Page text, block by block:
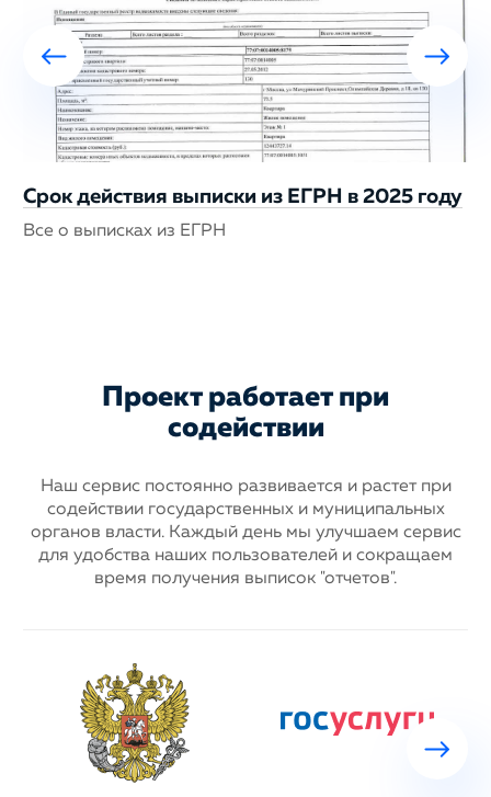
Срок действия выписки из ЕГРН в 2025 году
Все о выписках из ЕГРН
Проект работает при
содействии
Наш сервис постоянно развивается и растет при
содействии государственныхи муниципальных
органов власти. Каждый день мы улучшаем сервис
для удобства наших пользователей и сокращаем
время получения выписок "отчетов".